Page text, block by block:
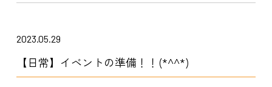
2023.05.29
【日常】イベントの準備！！(*^^*)